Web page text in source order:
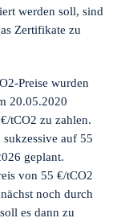
werden soll, sind
Zertifikate zu
Preise wurden
20.05.2020
tCO2 zu zahlen.
auf 55
geplant.
von 55 €/tCO2
noch durch
es dann zu